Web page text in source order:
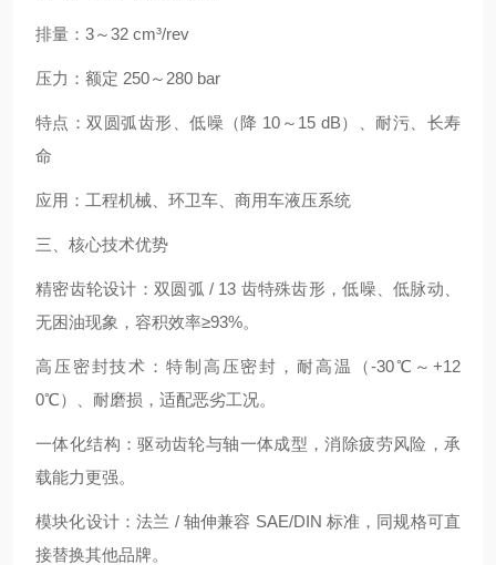
排量：3～32 cm³/rev
压力：额定 250～280 bar
特点：双圆弧齿形、低噪（降 10～15 dB）、耐污、长寿
命
应用：工程机械、环卫车、商用车液压系统
三、核心技术优势
精密齿轮设计：双圆弧 / 13 齿特殊齿形，低噪、低脉动、
无困油现象，容积效率≥93%。
高压密封技术：特制高压密封，耐高温（-30℃～+12
0℃）、耐磨损，适配恶劣工况。
一体化结构：驱动齿轮与轴一体成型，消除疲劳风险，承
载能力更强。
模块化设计：法兰 / 轴伸兼容 SAE/DIN 标准，同规格可直
接替换其他品牌。